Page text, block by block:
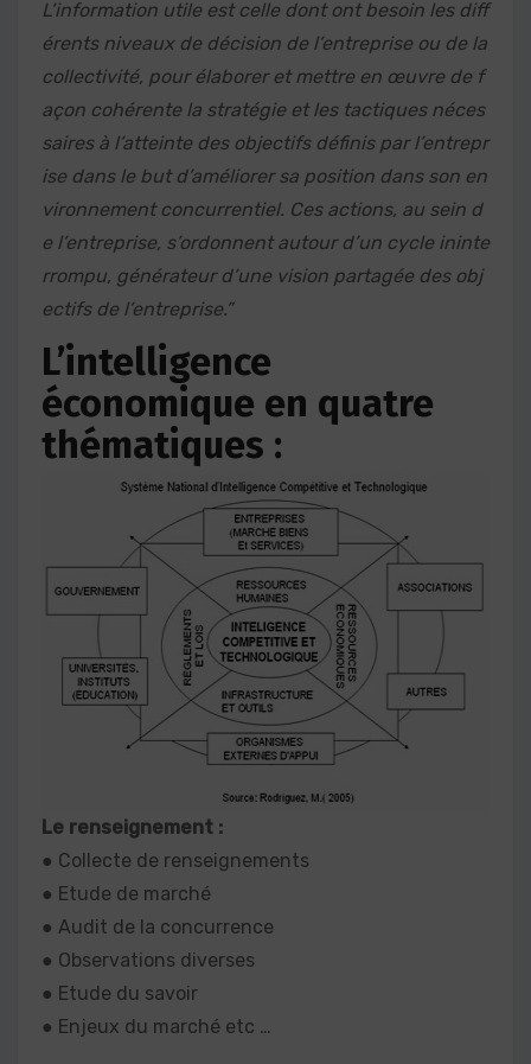
L’information utile est celle dont ont besoin les diff
érents niveaux de décision de l’entreprise ou de la
collectivité, pour élaborer et mettre en œuvre de f
açon cohérente la stratégie et les tactiques néces
saires à l’atteinte des objectifs définis par l’entrepr
ise dans le but d’améliorer sa position dans son en
vironnement concurrentiel. Ces actions, au sein d
e l’entreprise, s’ordonnent autour d’un cycle ininte
rrompu, générateur d’une vision partagée des obj
ectifs de l’entreprise.”
L’intelligence
économique en quatre
thématiques :
Le renseignement :
● Collecte de renseignements
● Etude de marché
● Audit de la concurrence
● Observations diverses
● Etude du savoir
● Enjeux du marché etc …